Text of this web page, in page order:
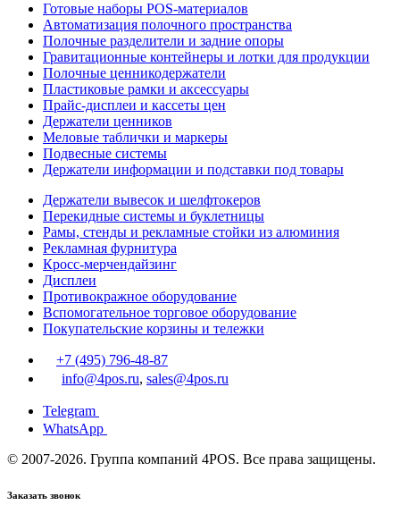
Готовые наборы POS-материалов
Автоматизация полочного пространства
Полочные разделители и задние опоры
Гравитационные контейнеры и лотки для продукции
Полочные ценникодержатели
Пластиковые рамки и аксессуары
Прайс-дисплеи и кассеты цен
Держатели ценников
Меловые таблички и маркеры
Подвесные системы
Держатели информации и подставки под товары
Держатели вывесок и шелфтокеров
Перекидные системы и буклетницы
Рамы, стенды и рекламные стойки из алюминия
Рекламная фурнитура
Кросс-мерчендайзинг
Дисплеи
Противокражное оборудование
Вспомогательное торговое оборудование
Покупательские корзины и тележки
+7 (495) 796-48-87
info@4pos.ru, sales@4pos.ru
Telegram
WhatsApp
© 2007-2026. Группа компаний 4POS. Все права защищены.
Заказать звонок